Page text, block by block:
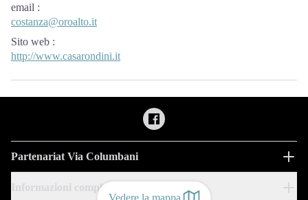
Vedere la mappa
email :
costanza@oroalto.it
Sito web :
http://www.casarondini.it
Partenariat Via Columbani
Informazioni complementari